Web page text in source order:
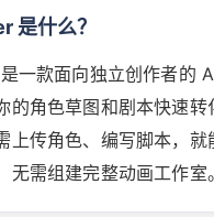
是什么？
一款面向独立创作者的
的角色草图和剧本快速转
上传角色、编写脚本，就
无需组建完整动画工作室。